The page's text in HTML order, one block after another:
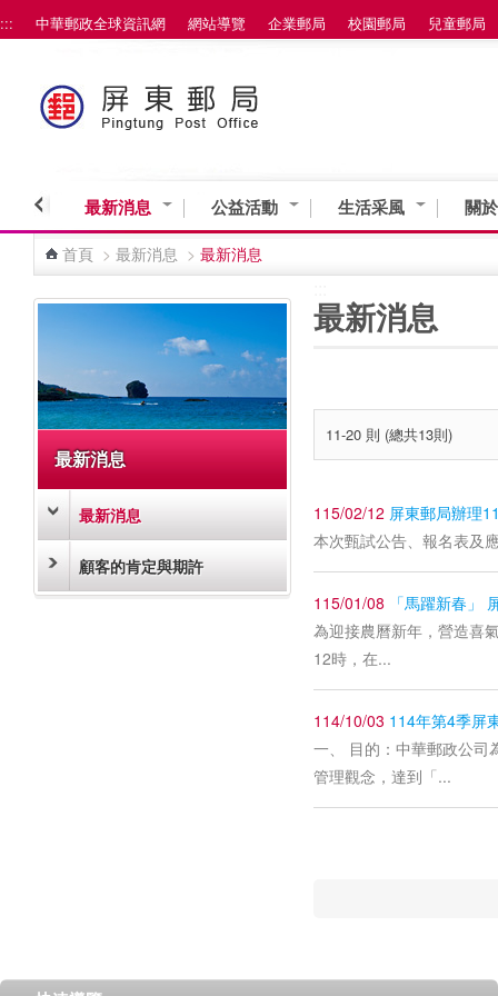
跳到主要內容區塊
::: 中華郵政全球資訊網 網站導覽 企業郵局 校園郵局 兒童郵局
最新消息 公益活動 生活采風 關
首頁 > 最新消息 > 最新消息
最新消息
最新消息
顧客的肯定與期許
最新消息
11-20 則 (總共13則)
115/02/12 屏東郵局辦理
本次甄試公告、報名表及
115/01/08
「馬躍新春」
為迎接農曆新年，營造喜
12時，在...
114/10/03 114年第4季屏
一、 目的：中華郵政公司
管理觀念，達到「...